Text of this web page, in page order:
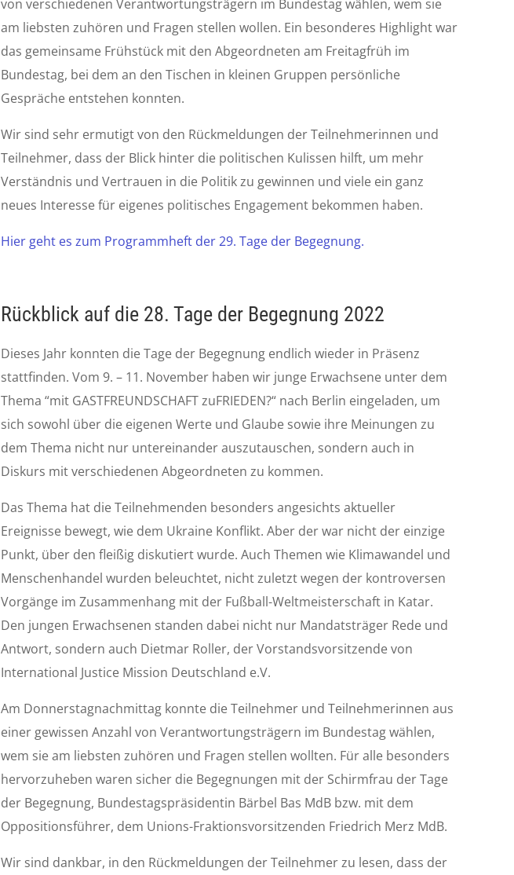
von verschiedenen Verantwortungsträgern im Bundestag wählen, wem sie
am liebsten zuhören und Fragen stellen wollen. Ein besonderes Highlight war
das gemeinsame Frühstück mit den Abgeordneten am Freitagfrüh im
Bundestag, bei dem an den Tischen in kleinen Gruppen persönliche
Gespräche entstehen konnten.
Wir sind sehr ermutigt von den Rückmeldungen der Teilnehmerinnen und
Teilnehmer, dass der Blick hinter die politischen Kulissen hilft, um mehr
Verständnis und Vertrauen in die Politik zu gewinnen und viele ein ganz
neues Interesse für eigenes politisches Engagement bekommen haben.
Hier geht es zum Programmheft der 29. Tage der Begegnung.
Rückblick auf die 28. Tage der Begegnung 2022
Dieses Jahr konnten die Tage der Begegnung endlich wieder in Präsenz
stattfinden. Vom 9. – 11. November haben wir junge Erwachsene unter dem
Thema “mit GASTFREUNDSCHAFT zuFRIEDEN?“ nach Berlin eingeladen, um
sich sowohl über die eigenen Werte und Glaube sowie ihre Meinungen zu
dem Thema nicht nur untereinander auszutauschen, sondern auch in
Diskurs mit verschiedenen Abgeordneten zu kommen.
Das Thema hat die Teilnehmenden besonders angesichts aktueller
Ereignisse bewegt, wie dem Ukraine Konflikt. Aber der war nicht der einzige
Punkt, über den fleißig diskutiert wurde. Auch Themen wie Klimawandel und
Menschenhandel wurden beleuchtet, nicht zuletzt wegen der kontroversen
Vorgänge im Zusammenhang mit der Fußball-Weltmeisterschaft in Katar.
Den jungen Erwachsenen standen dabei nicht nur Mandatsträger Rede und
Antwort, sondern auch Dietmar Roller, der Vorstandsvorsitzende von
International Justice Mission Deutschland e.V.
Am Donnerstagnachmittag konnte die Teilnehmer und Teilnehmerinnen aus
einer gewissen Anzahl von Verantwortungsträgern im Bundestag wählen,
wem sie am liebsten zuhören und Fragen stellen wollten. Für alle besonders
hervorzuheben waren sicher die Begegnungen mit der Schirmfrau der Tage
der Begegnung, Bundestagspräsidentin Bärbel Bas MdB bzw. mit dem
Oppositionsführer, dem Unions-Fraktionsvorsitzenden Friedrich Merz MdB.
Wir sind dankbar, in den Rückmeldungen der Teilnehmer zu lesen, dass der